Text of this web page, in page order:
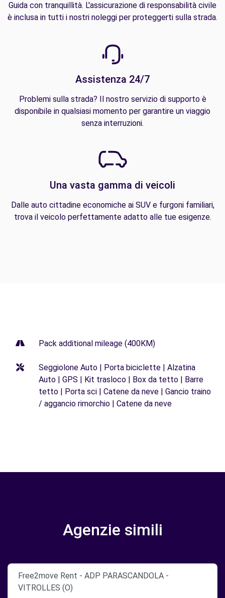
Guida con tranquillità. L'assicurazione di responsabilità civile
è inclusa in tutti i nostri noleggi per proteggerti sulla strada.
Assistenza 24/7
Problemi sulla strada? Il nostro servizio di supporto è
disponibile in qualsiasi momento per garantire un viaggio
senza interruzioni.
Una vasta gamma di veicoli
Dalle auto cittadine economiche ai SUV e furgoni familiari,
trova il veicolo perfettamente adatto alle tue esigenze.
Pack additional mileage (400KM)
Seggiolone Auto | Porta biciclette | Alzatina
Auto | GPS | Kit trasloco | Box da tetto | Barre
tetto | Porta sci | Catene da neve | Gancio traino
/ aggancio rimorchio | Catene da neve
Agenzie simili
Free2move Rent - ADP PARASCANDOLA -
VITROLLES (O)